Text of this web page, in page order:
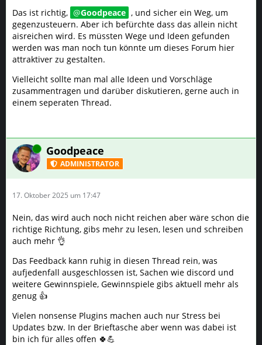
Das ist richtig, Goodpeace , und sicher ein Weg, um
gegenzusteuern. Aber ich befürchte dass das allein nicht
aisreichen wird. Es müssten Wege und Ideen gefunden
werden was man noch tun könnte um dieses Forum hier
attraktiver zu gestalten.
Vielleicht sollte man mal alle Ideen und Vorschläge
zusammentragen und darüber diskutieren, gerne auch in
einem seperaten Thread.
Online Goodpeace
ADMINISTRATOR
17. Oktober 2025 um 17:47
Nein, das wird auch noch nicht reichen aber wäre schon die
richtige Richtung, gibs mehr zu lesen, lesen und schreiben
auch mehr 👌
Das Feedback kann ruhig in diesen Thread rein, was
aufjedenfall ausgeschlossen ist, Sachen wie discord und
weitere Gewinnspiele, Gewinnspiele gibs aktuell mehr als
genug 👍
Vielen nonsense Plugins machen auch nur Stress bei
Updates bzw. In der Brieftasche aber wenn was dabei ist
bin ich für alles offen 🍀💪